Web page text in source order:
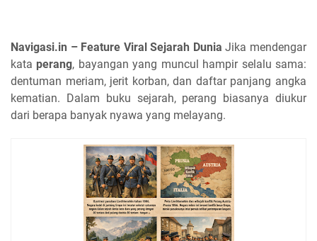
Navigasi.in – Feature Viral Sejarah Dunia Jika mendengar
kata perang, bayangan yang muncul hampir selalu sama:
dentuman meriam, jerit korban, dan daftar panjang angka
kematian. Dalam buku sejarah, perang biasanya diukur
dari berapa banyak nyawa yang melayang.